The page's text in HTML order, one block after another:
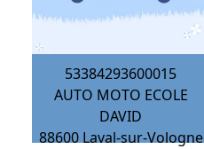
53384293600015
AUTO MOTO ECOLE
DAVID
88600 Laval-sur-Vologne